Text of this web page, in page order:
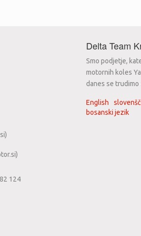
124
Delta Team
Smo podjetje,
motornih koles
danes se
English
bosanski jezik